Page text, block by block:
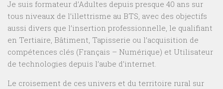
Je suis formateur d’Adultes depuis presque 40 ans sur
tous niveaux de l’illettrisme au BTS, avec des objectifs
aussi divers que l’insertion professionnelle, le qualifiant
en Tertiaire, Bâtiment, Tapisserie ou l’acquisition de
compétences clés (Français – Numérique) et Utilisateur
de technologies depuis l’aube d’internet.
Le croisement de ces univers et du territoire rural sur